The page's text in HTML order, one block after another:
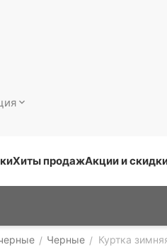
Хиты продажАкции и
/ Черные / Куртка